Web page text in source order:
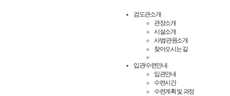
검도관소개
관장소개
시설소개
사범/관원소개
찾아오시는 길
입관/수련안내
입관안내
수련시간
수련계획 및 과정